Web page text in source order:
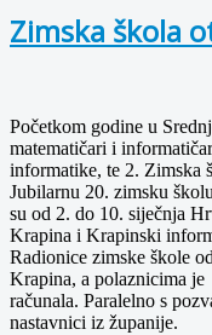
Zimska škola
Početkom godine u
matematičari i
informatike, te 2. Zimska
Jubilarnu 20. zimsku
su od 2. do 10. siječnja
Krapina i Krapinski
Radionice zimske škole
Krapina, a polaznicima je
računala. Paralelno s
nastavnici iz županije.